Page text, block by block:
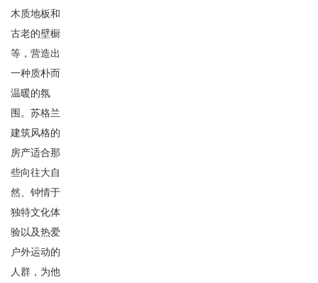
木质地板和
古老的壁橱
等，营造出
一种质朴而
温暖的氛
围。苏格兰
建筑风格的
房产适合那
些向往大自
然、钟情于
独特文化体
验以及热爱
户外运动的
人群，为他